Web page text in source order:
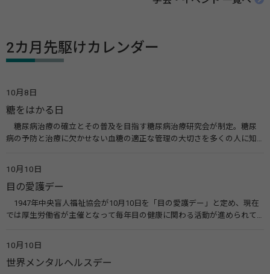
2カ月先駆けカレンダー
10月8日
糖をはかる日
糖尿病治療の確立とその普及を目指す糖尿病治療研究会が制定。糖尿
病の予防と治療に欠かせない血糖の適正な管理の大切さを多くの人に知
療研究会） 糖尿病ネットワーク
10月10日
目の愛護デー
1947年中央盲人福祉協会が10月10日を「目の愛護デー」と定め、現在
では厚生労働省が主催となって毎年目の健康に関わる活動が進められて
会）
10月10日
世界メンタルヘルスデー